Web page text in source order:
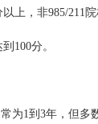
上，非985/211
100分。
为1到3年，但多